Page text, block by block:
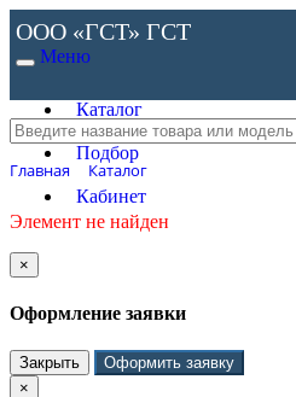
ООО «ГСТ» ГСТ
Меню
Каталог
Подбор
Кабинет
Главная Каталог
Элемент не найден
×
Оформление заявки
Закрыть
Оформить заявку
×